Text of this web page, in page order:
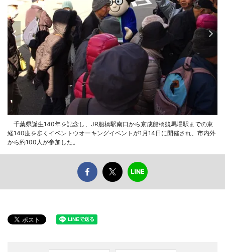
千葉県誕生140年を記念し、JR船橋駅南口から京成船橋競馬場駅までの東
経140度を歩くイベントウオーキングイベントが1月14日に開催され、市内外
から約100人が参加した。